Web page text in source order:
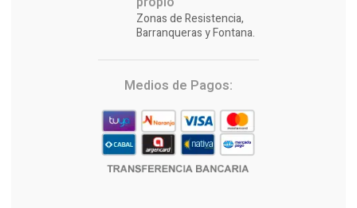
Zonas de Resistencia,
Barranqueras y Fontana.
Medios de Pagos: